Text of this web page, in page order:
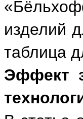
изделий
таблица
Эффект